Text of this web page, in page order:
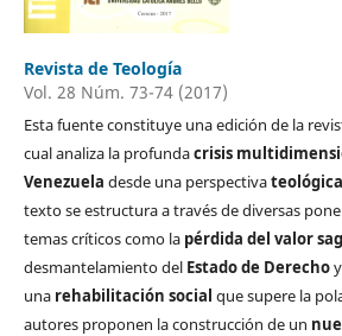
Revista de Teología
Vol. 28 Núm. 73-74 (2017)
Esta fuente constituye una edición de la
cual analiza la profundacrisis
Venezuela desde una perspectiva
texto se estructura a través de diversas
temas críticos como la pérdida del valor
desmantelamiento del Estado de Derechoy
una rehabilitación social que supere la
autores proponen la construcción de un